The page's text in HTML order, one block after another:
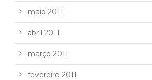
maio 2011
abril 2011
março 2011
fevereiro 2011